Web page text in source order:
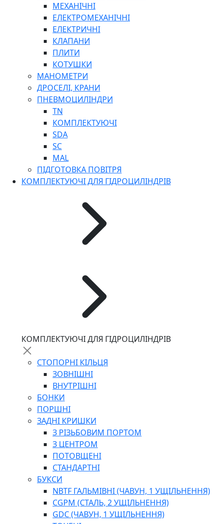
МЕХАНІЧНІ
ЕЛЕКТРОМЕХАНІЧНІ
ЕЛЕКТРИЧНІ
КЛАПАНИ
ПЛИТИ
КОТУШКИ
МАНОМЕТРИ
ДРОСЕЛІ, КРАНИ
ПНЕВМОЦИЛІНДРИ
TN
КОМПЛЕКТУЮЧІ
SDA
SC
MAL
ПІДГОТОВКА ПОВІТРЯ
КОМПЛЕКТУЮЧІ ДЛЯ ГІДРОЦИЛІНДРІВ
КОМПЛЕКТУЮЧІ ДЛЯ ГІДРОЦИЛІНДРІВ
СТОПОРНІ КІЛЬЦЯ
ЗОВНІШНІ
ВНУТРІШНІ
БОНКИ
ПОРШНІ
ЗАДНІ КРИШКИ
З РІЗЬБОВИМ ПОРТОМ
З ЦЕНТРОМ
ПОТОВЩЕНІ
СТАНДАРТНІ
БУКСИ
NBTF ГАЛЬМІВНІ (ЧАВУН, 1 УЩІЛЬНЕННЯ)
CGPM (СТАЛЬ, 2 УЩІЛЬНЕННЯ)
GDC (ЧАВУН, 1 УЩІЛЬНЕННЯ)